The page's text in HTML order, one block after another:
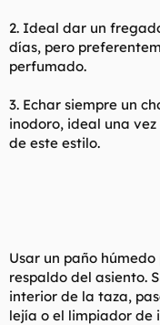
2. Ideal dar un
días, pero
perfumado.
3. Echar siempre un
inodoro, ideal una
de este estilo.
Usar un paño
respaldo del asiento.
interior de la taza,
lejía o el limpiador de